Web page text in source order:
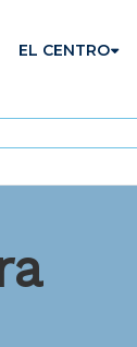
EL CENTRO